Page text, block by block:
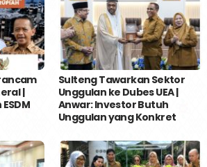
|
Sulteng Tawarkan Sektor
Unggulan ke Dubes UEA |
Anwar: Investor Butuh
Unggulan yang Konkret